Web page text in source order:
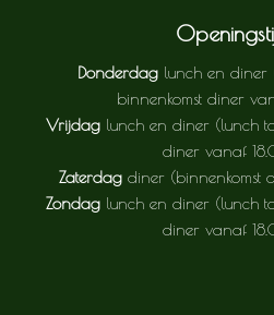
Donderdag lunch en diner
binnenkomst diner
Vrijdaglunch en diner (lunch
diner vanaf
Zaterdagdiner (binnenkomst
Zondaglunch en diner (lunch
diner vanaf